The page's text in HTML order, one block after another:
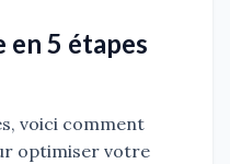
5 étapes
voici comment
optimiser votre